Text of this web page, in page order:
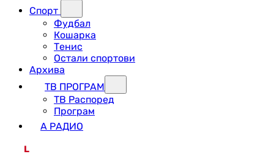
Спорт
Фудбал
Кошарка
Тенис
Остали спортови
Архива
ТВ ПРОГРАМ
ТВ Распоред
Програм
А РАДИО
L